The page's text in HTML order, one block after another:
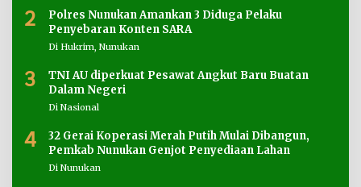
2
Polres Nunukan Amankan 3 Diduga Pelaku
Penyebaran Konten SARA
Di Hukrim, Nunukan
3
TNI AU diperkuat Pesawat Angkut Baru Buatan
Dalam Negeri
Di Nasional
4
32 Gerai Koperasi Merah Putih Mulai Dibangun,
Pemkab Nunukan Genjot Penyediaan Lahan
Di Nunukan